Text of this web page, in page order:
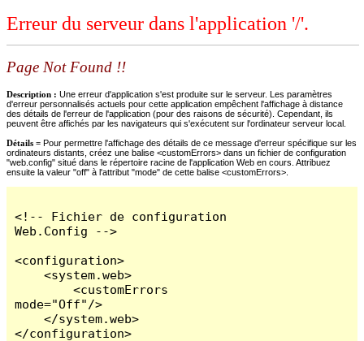
Erreur du serveur dans l'application '/'.
Page Not Found !!
Description : Une erreur d'application s'est produite sur le serveur. Les paramètres
d'erreur personnalisés actuels pour cette application empêchent l'affichage à distance
des détails de l'erreur de l'application (pour des raisons de sécurité). Cependant, ils
peuvent être affichés par les navigateurs qui s'exécutent sur l'ordinateur serveur local.
Détails = Pour permettre l'affichage des détails de ce message d'erreur spécifique sur les
ordinateurs distants, créez une balise <customErrors> dans un fichier de configuration
"web.config" situé dans le répertoire racine de l'application Web en cours. Attribuez
ensuite la valeur "off" à l'attribut "mode" de cette balise <customErrors>.
<!-- Fichier de configuration
Web.Config -->
<configuration>
    <system.web>
        <customErrors
mode="Off"/>
    </system.web>
</configuration>